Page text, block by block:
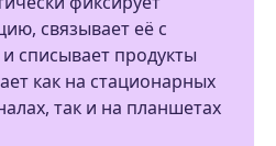
связывает её с
списывает продукты
как на стационарных
так и на планшетах